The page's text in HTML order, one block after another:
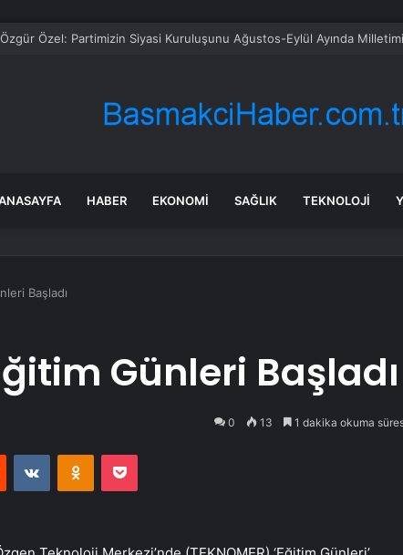
CHP Sözcüsü Sarı’dan Yeni Parti Açıklamasına Tepki: Bu
HABER EKONOMI SAĞLIK TEKNOLOJI
Başladı
Günleri Başladı
0 13 1 dakika okuma
Reddit VKontakteOdnoklassniki
Pocket